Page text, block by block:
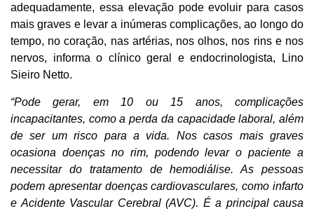
adequadamente, essa elevação pode evoluir para casos
mais graves e levar a inúmeras complicações, ao longo do
tempo, no coração, nas artérias, nos olhos, nos rins e nos
nervos, informa o clínico geral e endocrinologista, Lino
Sieiro Netto.
“Pode gerar, em 10 ou 15 anos, complicações
incapacitantes, como a perda da capacidade laboral, além
de ser um risco para a vida. Nos casos mais graves
ocasiona doenças no rim, podendo levar o paciente a
necessitar do tratamento de hemodiálise. As pessoas
podem apresentar doenças cardiovasculares, como infarto
e Acidente Vascular Cerebral (AVC). É a principal causa